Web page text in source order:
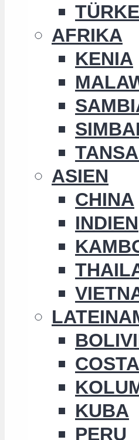
AFRIKA
KENIA
ASIEN
CHINA
INDIEN
KUBA
PERU